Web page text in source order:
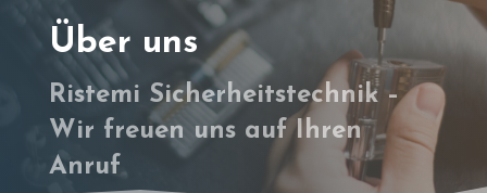
Über uns
Ristemi Sicherheitstechnik –
Wir freuen uns auf Ihren
Anruf